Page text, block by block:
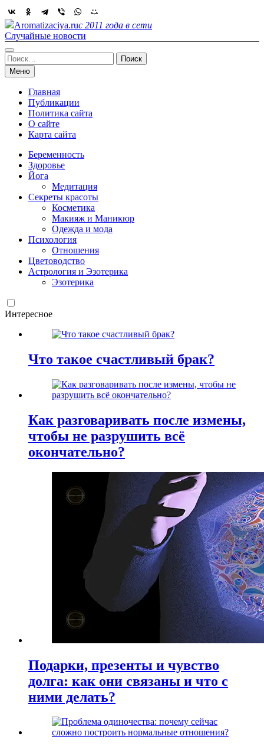
Skip
to
content
Aromatizaciya.ruс 2011 года в сети
Случайные новости
Найти:
Меню
Главная
Публикации
Политика сайта
О сайте
Карта сайта
Беременность
Здоровье
Йога
Медитация
Секреты красоты
Косметика
Макияж и Маникюр
Одежда и мода
Психология
Отношения
Цветоводство
Астрология и Эзотерика
Эзотерика
Интересное
Что такое счастливый брак?
Как разговаривать после измены,
чтобы не разрушить всё
окончательно?
Подарки, презенты и чувство
долга: как они связаны и что с
ними делать?